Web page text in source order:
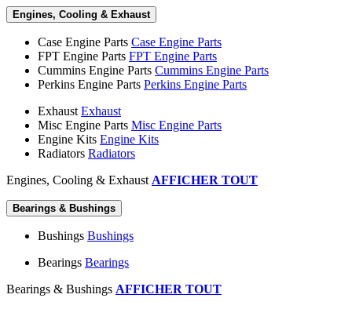
Engines, Cooling & Exhaust
Case Engine Parts Case Engine Parts
FPT Engine Parts FPT Engine Parts
Cummins Engine Parts Cummins Engine Parts
Perkins Engine Parts Perkins Engine Parts
Exhaust Exhaust
Misc Engine Parts Misc Engine Parts
Engine Kits Engine Kits
Radiators Radiators
Engines, Cooling & Exhaust AFFICHER TOUT
Bearings & Bushings
Bushings Bushings
Bearings Bearings
Bearings & Bushings AFFICHER TOUT